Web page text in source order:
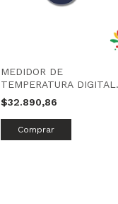
MEDIDOR DE
TEMPERATURA DIGITAL
22mm ROJO | TBCIN
$32.890,86